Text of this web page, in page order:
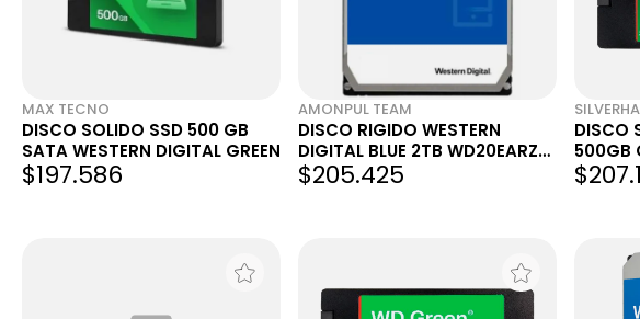
MAX TECNO
DISCO SOLIDO SSD 500 GB
SATA WESTERN DIGITAL GREEN
$197.586
AMONPUL TEAM
DISCO RIGIDO WESTERN
DIGITAL BLUE 2TB WD20EARZ
SATA 5400 6.0GB/S
$205.425
DISCO
500GB